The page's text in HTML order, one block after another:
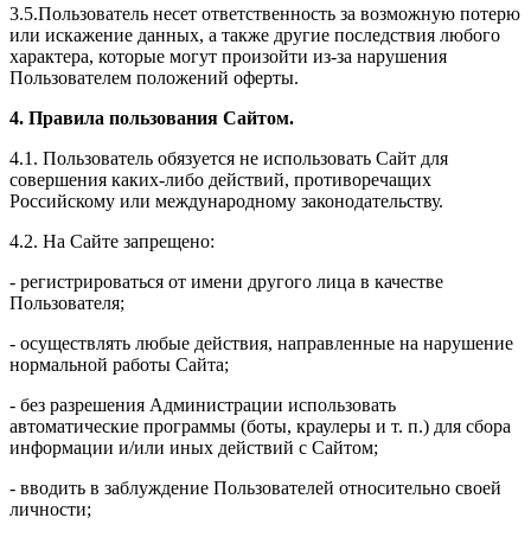
3.5.Пользователь несет ответственность за возможную потерю
или искажение данных, а также другие последствия любого
характера, которые могут произойти из-за нарушения
Пользователем положений оферты.
4. Правила пользования Сайтом.
4.1. Пользователь обязуется не использовать Сайт для
совершения каких-либо действий, противоречащих
Российскому или международному законодательству.
4.2. На Сайте запрещено:
- регистрироваться от имени другого лица в качестве
Пользователя;
- осуществлять любые действия, направленные на нарушение
нормальной работы Сайта;
- без разрешения Администрации использовать
автоматические программы (боты, краулеры и т. п.) для сбора
информации и/или иных действий с Сайтом;
- вводить в заблуждение Пользователей относительно своей
личности;